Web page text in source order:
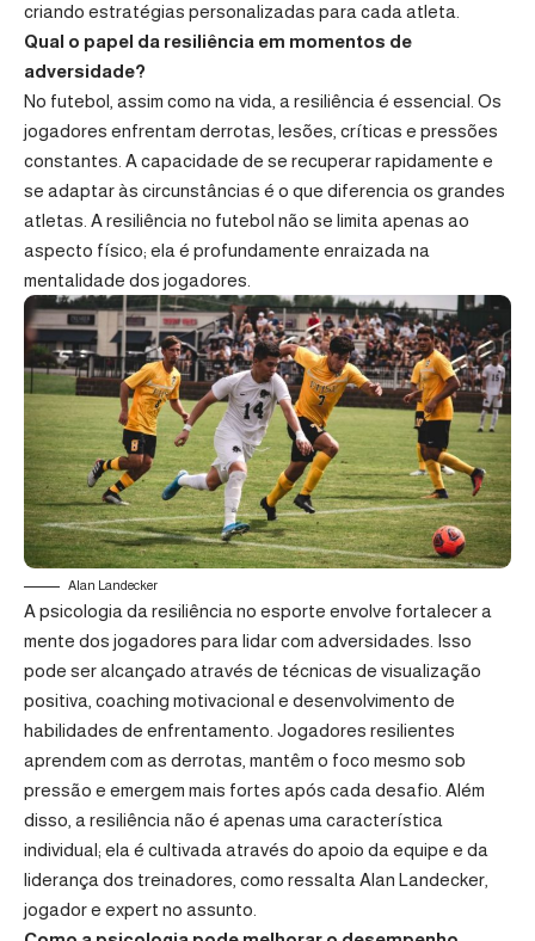
criando estratégias personalizadas para cada atleta.
Qual o papel da resiliência em momentos de
adversidade?
No futebol, assim como na vida, a resiliência é essencial. Os
jogadores enfrentam derrotas, lesões, críticas e pressões
constantes. A capacidade de se recuperar rapidamente e
se adaptar às circunstâncias é o que diferencia os grandes
atletas. A resiliência no futebol não se limita apenas ao
aspecto físico; ela é profundamente enraizada na
mentalidade dos jogadores.
Alan Landecker
A psicologia da resiliência no esporte envolve fortalecer a
mente dos jogadores para lidar com adversidades. Isso
pode ser alcançado através de técnicas de visualização
positiva, coaching motivacional e desenvolvimento de
habilidades de enfrentamento. Jogadores resilientes
aprendem com as derrotas, mantêm o foco mesmo sob
pressão e emergem mais fortes após cada desafio. Além
disso, a resiliência não é apenas uma característica
individual; ela é cultivada através do apoio da equipe e da
liderança dos treinadores, como ressalta Alan Landecker,
jogador e expert no assunto.